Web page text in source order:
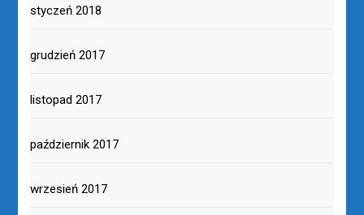
styczeń 2018
grudzień 2017
listopad 2017
październik 2017
wrzesień 2017